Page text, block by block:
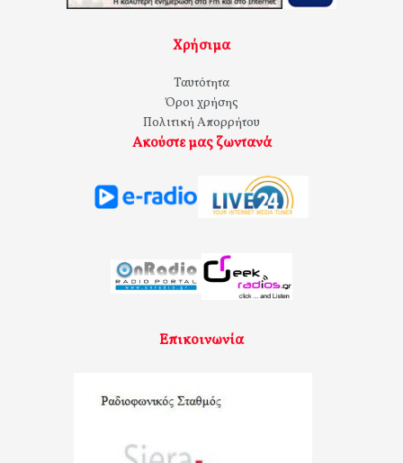
Χρήσιμα
Ταυτότητα
Όροι χρήσης
Πολιτική Απορρήτου
Ακούστε μας ζωντανά
Επικοινωνία